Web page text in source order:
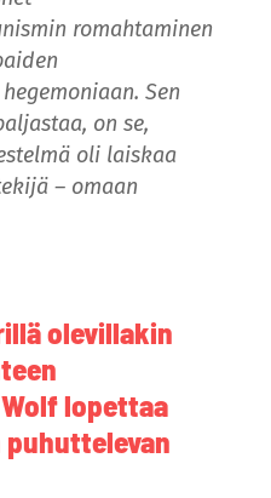
romahtaminen
Sen
on se,
oli laiskaa
– omaan
olevillakin
lopettaa
puhuttelevan